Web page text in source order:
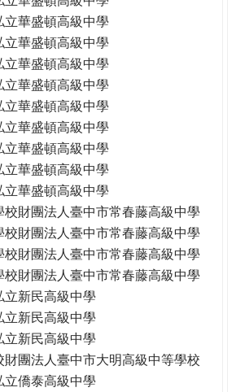
立華盛頓高級中學
立華盛頓高級中學
立華盛頓高級中學
立華盛頓高級中學
立華盛頓高級中學
立華盛頓高級中學
立華盛頓高級中學
立華盛頓高級中學
立華盛頓高級中學
校財團法人臺中市常春藤高級中學
校財團法人臺中市常春藤高級中學
校財團法人臺中市常春藤高級中學
校財團法人臺中市常春藤高級中學
立新民高級中學
立新民高級中學
立新民高級中學
財團法人臺中市大明高級中等學校
立僑泰高級中學